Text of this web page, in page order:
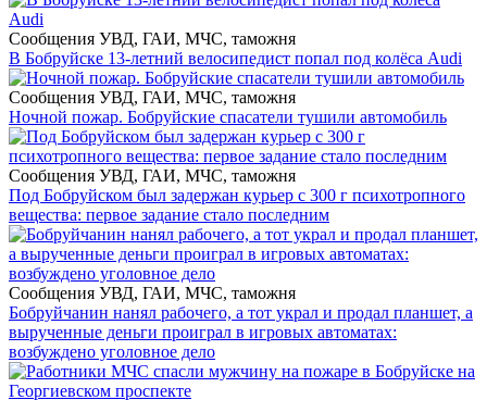
Сообщения УВД, ГАИ, МЧС, таможня
В Бобруйске 13-летний велосипедист попал под колёса Audi
Сообщения УВД, ГАИ, МЧС, таможня
Ночной пожар. Бобруйские спасатели тушили автомобиль
Сообщения УВД, ГАИ, МЧС, таможня
Под Бобруйском был задержан курьер с 300 г психотропного
вещества: первое задание стало последним
Сообщения УВД, ГАИ, МЧС, таможня
Бобруйчанин нанял рабочего, а тот украл и продал планшет, а
вырученные деньги проиграл в игровых автоматах:
возбуждено уголовное дело